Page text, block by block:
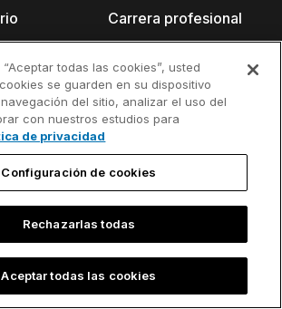
Carrera profesional
Eventos
Blog para
Contacto
todas las cookies”, usted
se guarden en su dispositivo
del sitio, analizar el uso del
con nuestros estudios para
de privacidad
Configuración de cookies
Rechazarlas todas
Aceptar todas las cookies